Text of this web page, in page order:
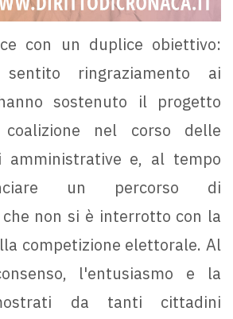
con un duplice obiettivo:
ringraziamento ai
sostenuto il progetto
nel corso delle
amministrative e, al tempo
un percorso di
non si è interrotto con la
competizione elettorale. Al
l'entusiasmo e la
da tanti cittadini